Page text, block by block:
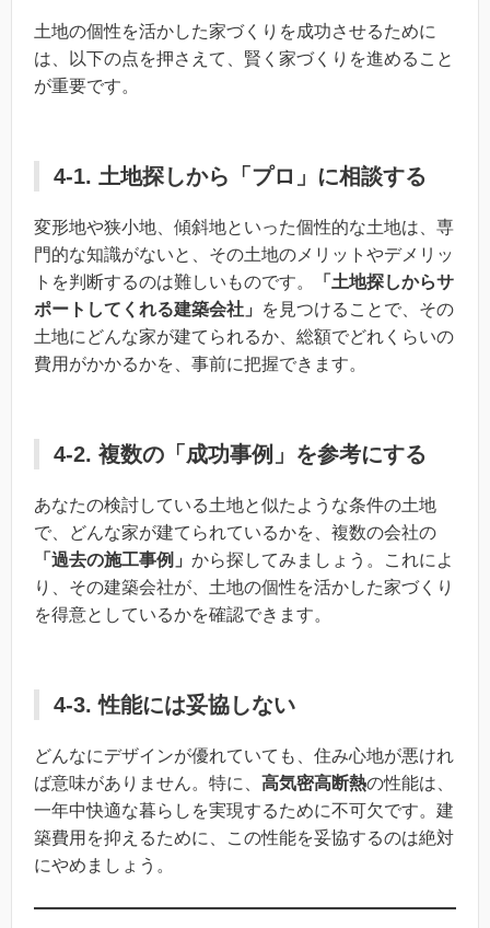
土地の個性を活かした家づくりを成功させるために
は、以下の点を押さえて、賢く家づくりを進めること
が重要です。
4-1. 土地探しから「プロ」に相談する
変形地や狭小地、傾斜地といった個性的な土地は、専
門的な知識がないと、その土地のメリットやデメリッ
トを判断するのは難しいものです。
「土地探しからサ
ポートしてくれる建築会社」
を見つけることで、その
土地にどんな家が建てられるか、総額でどれくらいの
費用がかかるかを、事前に把握できます。
4-2. 複数の「成功事例」を参考にする
あなたの検討している土地と似たような条件の土地
で、どんな家が建てられているかを、複数の会社の
「過去の施工事例」 から探してみましょう。これによ
り、その建築会社が、土地の個性を活かした家づくり
を得意としているかを確認できます。
4-3. 性能には妥協しない
どんなにデザインが優れていても、住み心地が悪けれ
ば意味がありません。特に、 高気密高断熱の性能は、
一年中快適な暮らしを実現するために不可欠です。建
築費用を抑えるために、この性能を妥協するのは絶対
にやめましょう。